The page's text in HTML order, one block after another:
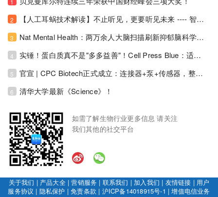
1
2 【人工耳蜗技术解读】不止听见，更要听见未来 ---- 智能耳蜗，开启人工耳蜗技术新纪元！
3 Nat Mental Health：两万余人大脑扫描刷新抑郁脑科学认知！抑郁不只是情绪病，视觉、运动脑区同步受损！
4 实锤！蛋白质真不是"多多益善"！Cell Press Blue：适度限蛋白，反而拉长健康寿命！
5 官宣 | CPC Biotech正式成立：连接器+泵+传感器，整合生物制药流体管理解决方案！
6 清华大学最新《Science》！
如需了解生物行业更多信息 请关注
我们其他的社交平台
关于我们 | 产品大全|营销服务 | 联系我们 | 加入我们 | 友情链接 | 用户
服务协议 | 隐私保护 |免责条款 | 沪ICP备14018915号-1 |增值电信业务